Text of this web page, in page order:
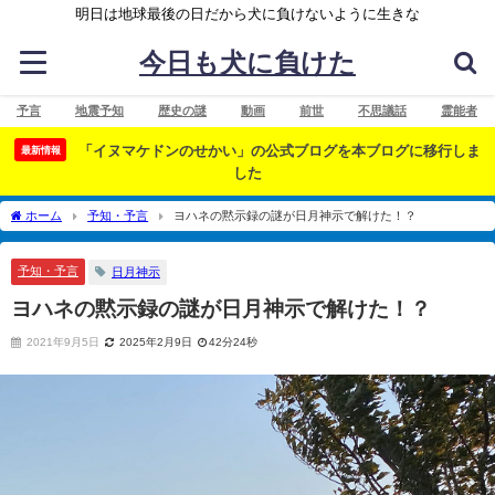
明日は地球最後の日だから犬に負けないように生きな
今日も犬に負けた
予言 地震予知 歴史の謎 動画 前世 不思議話 霊能者
最新情報
「イヌマケドンのせかい」の公式ブログを本ブログに移行しま
した
ホーム 予知・予言 ヨハネの黙示録の謎が日月神示で解けた！？
予知・予言 日月神示
ヨハネの黙示録の謎が日月神示で解けた！？
2021年9月5日 2025年2月9日 42分24秒